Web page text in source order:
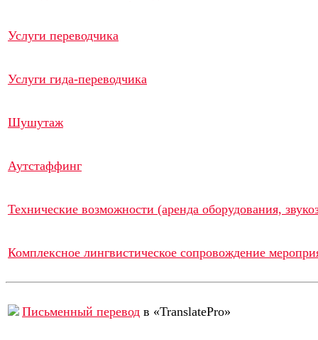
Услуги переводчика
Услуги гида-переводчика
Шушутаж
Аутстаффинг
Технические возможности (аренда оборудования,
Комплексное лингвистическое сопровождение
Письменный перевод в «TranslatePro»